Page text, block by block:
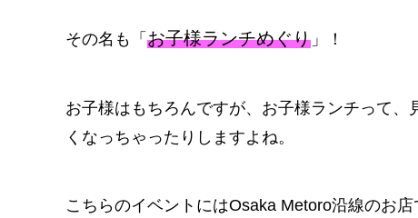
その名も「 お子様ランチめぐり 」！
お子様はもちろんですが、お子様ランチって
くなっちゃったりしますよね。
こちらのイベントにはOsaka Metoro沿線のお店